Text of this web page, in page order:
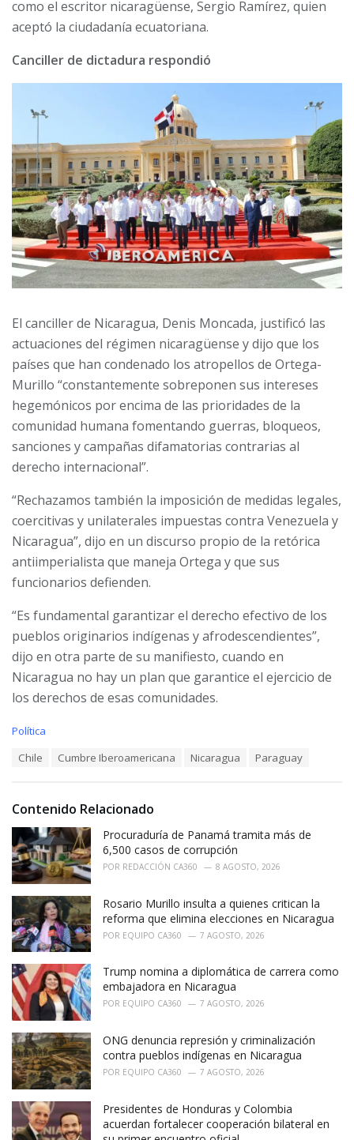
como el escritor nicaragüense, Sergio Ramírez, quien
aceptó la ciudadanía ecuatoriana.
Canciller de dictadura respondió
El canciller de Nicaragua, Denis Moncada, justificó las
actuaciones del régimen nicaragüense y dijo que los
países que han condenado los atropellos de Ortega-
Murillo “constantemente sobreponen sus intereses
hegemónicos por encima de las prioridades de la
comunidad humana fomentando guerras, bloqueos,
sanciones y campañas difamatorias contrarias al
derecho internacional”.
“Rechazamos también la imposición de medidas legales,
coercitivas y unilaterales impuestas contra Venezuela y
Nicaragua”, dijo en un discurso propio de la retórica
antiimperialista que maneja Ortega y que sus
funcionarios defienden.
“Es fundamental garantizar el derecho efectivo de los
pueblos originarios indígenas y afrodescendientes”,
dijo en otra parte de su manifiesto, cuando en
Nicaragua no hay un plan que garantice el ejercicio de
los derechos de esas comunidades.
C
r
i
e
s
:
Política
:
Chile Cumbre Iberoamericana Nicaragua Paraguay
Contenido Relacionado
Procuraduría de Panamá tramita más de
6,500 casos de corrupción
POR REDACCIÓN CA360 8 AGOSTO, 2026
Rosario Murillo insulta a quienes critican la
reforma que elimina elecciones en Nicaragua
POR EQUIPO CA360 7 AGOSTO, 2026
Trump nomina a diplomática de carrera como
embajadora en Nicaragua
POR EQUIPO CA360 7 AGOSTO, 2026
ONG denuncia represión y criminalización
contra pueblos indígenas en Nicaragua
POR EQUIPO CA360 7 AGOSTO, 2026
Presidentes de Honduras y Colombia
acuerdan fortalecer cooperación bilateral en